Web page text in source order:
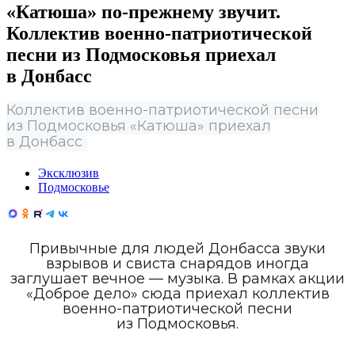
«Катюша» по-прежнему звучит.
Коллектив военно-патриотической
песни из Подмосковья приехал
в Донбасс
Коллектив военно-патриотической песни
из Подмосковья «Катюша» приехал
в Донбасс
Эксклюзив
Подмосковье
Привычные для людей Донбасса звуки
взрывов и свиста снарядов иногда
заглушает вечное — музыка. В рамках акции
«Доброе дело» сюда приехал коллектив
военно-патриотической песни
из Подмосковья.